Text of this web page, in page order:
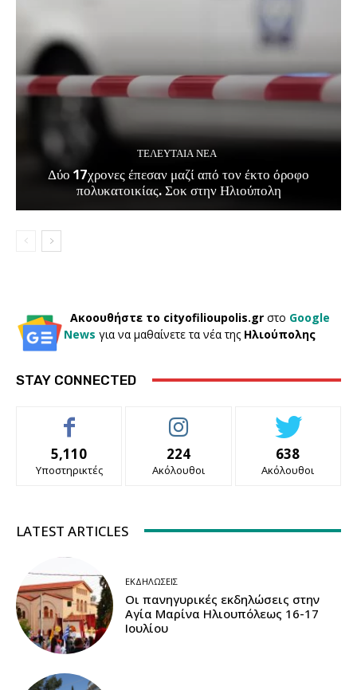
ΤΕΛΕΥΤΑΊΑ ΝΈΑ
Δύο 17χρονες έπεσαν μαζί από τον έκτο όροφο
πολυκατοικίας. Σοκ στην Ηλιούπολη
Ακοουθήστε το cityofilioupolis.gr στο Google
News για να μαθαίνετε τα νέα της Ηλιούπολης
STAY CONNECTED
5,110
Υποστηρικτές
224
Ακόλουθοι
638
Ακόλουθοι
LATEST ARTICLES
ΕΚΔΗΛΏΣΕΙΣ
Οι πανηγυρικές εκδηλώσεις στην
Αγία Μαρίνα Ηλιουπόλεως 16-17
Ιουλίου